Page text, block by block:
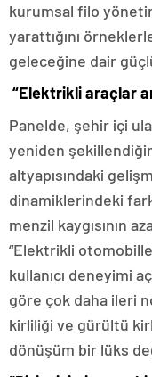
kurumsal filo
yarattığını
geleceğine dair
“Elektrikli araçlar
Panelde, şehir içi
yeniden
altyapısındaki
dinamiklerindeki
menzil kaygısının
“Elektrikli
kullanıcı deneyimi
göre çok daha ileri
kirliliği ve gürültü
dönüşüm bir lüks